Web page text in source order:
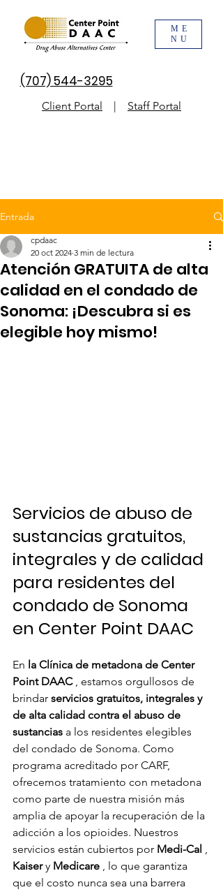
ME
NU
(707) 544-3295
Client Portal | Staff Portal
Entrada
Atención GRATUITA de alta
calidad en el condado de
Sonoma: ¡Descubra si es
elegible hoy mismo!
cpdaac
20 oct 2024 3 min de lectura
Servicios de abuso de
sustancias gratuitos,
integrales y de calidad
para residentes del
condado de Sonoma
en Center Point DAAC
En la Clínica de metadona de Center
Point DAAC , estamos orgullosos de
brindar servicios gratuitos, integrales y
de alta calidad contra el abuso de
sustancias a los residentes elegibles
del condado de Sonoma. Como
programa acreditado por CARF,
ofrecemos tratamiento con metadona
como parte de nuestra misión más
amplia de apoyar la recuperación de la
adicción a los opioides. Nuestros
servicios están cubiertos por Medi-Cal ,
Kaiser y Medicare , lo que garantiza
que el costo nunca sea una barrera